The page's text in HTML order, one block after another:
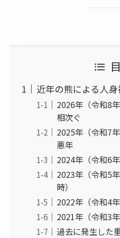
近年の熊による人
2026年（令和8
相次ぐ
2025年（令和7
悪年
2024年（令和6年
2023年（令和5
時）
2022年（令和4年
2021年（令和3年
過去に発生した